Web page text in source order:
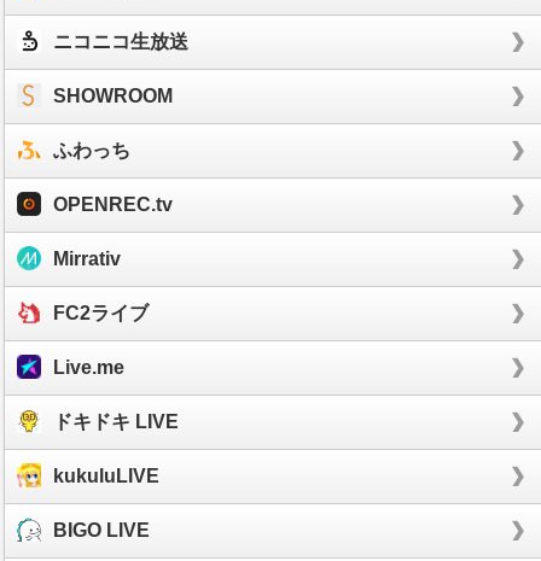
ニコニコ生放送
SHOWROOM
ふわっち
OPENREC.tv
Mirrativ
FC2ライブ
Live.me
ドキドキ LIVE
kukuluLIVE
BIGO LIVE